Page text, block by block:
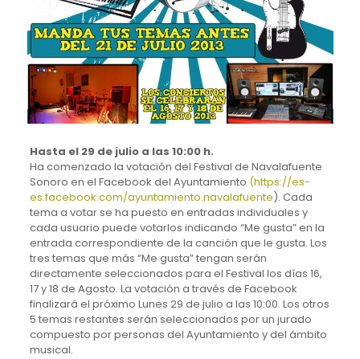
Hasta el 29 de julio a las 10:00 h.
Ha comenzado la votación del Festival de Navalafuente
Sonoro en el Facebook del Ayuntamiento (https://es-
es.facebook.com/ayuntamiento.navalafuente). Cada
tema a votar se ha puesto en entradas individuales y
cada usuario puede votarlos indicando “Me gusta” en la
entrada correspondiente de la canción que le gusta. Los
tres temas que más “Me gusta” tengan serán
directamente seleccionados para el Festival los días 16,
17 y 18 de Agosto. La votación a través de Facebook
finalizará el próximo Lunes 29 de julio a las 10:00. Los otros
5 temas restantes serán seleccionados por un jurado
compuesto por personas del Ayuntamiento y del ámbito
musical.